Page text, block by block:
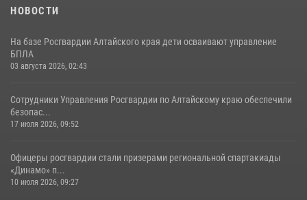
НОВОСТИ
На базе Росгвардии Алтайского края дети осваивают управление
БПЛА
03 августа 2026, 02:43
Сотрудники Управления Росгвардии по Алтайскому краю обеспечили
безопас...
17 июля 2026, 09:52
Офицеры росгвардии стали призерами региональной спартакиады
«Динамо» п...
10 июля 2026, 09:27